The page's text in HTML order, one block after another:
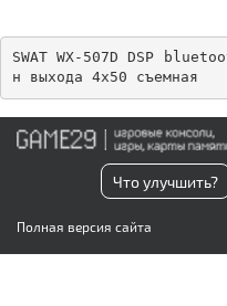
SWAT WX-507D DSP
н выхода 4х50 съемная
Что улучшить?
Полная версия сайта